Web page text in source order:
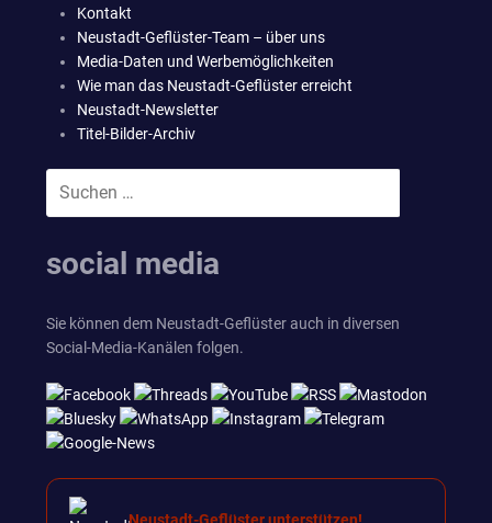
Kontakt
Neustadt-Geflüster-Team – über uns
Media-Daten und Werbemöglichkeiten
Wie man das Neustadt-Geflüster erreicht
Neustadt-Newsletter
Titel-Bilder-Archiv
Suchen
social media
Sie können dem Neustadt-Geflüster auch in diversen
Social-Media-Kanälen folgen.
Neustadt-Geflüster unterstützen!